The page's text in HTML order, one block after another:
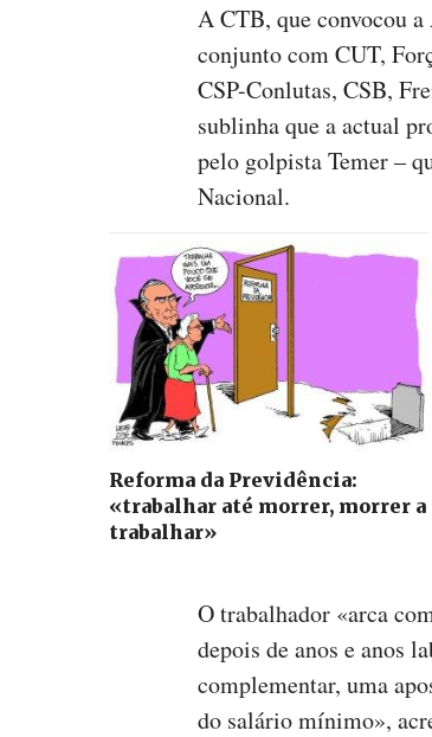
A CTB, que convocou
conjunto com CUT,
CSP-Conlutas, CSB,
sublinha que a actual
pelo golpista Temer –
Nacional.
Reforma da Previdência:
«trabalhar até morrer, morrer a
trabalhar»
O trabalhador «arca
depois de anos e anos
complementar, uma
do salário mínimo»,